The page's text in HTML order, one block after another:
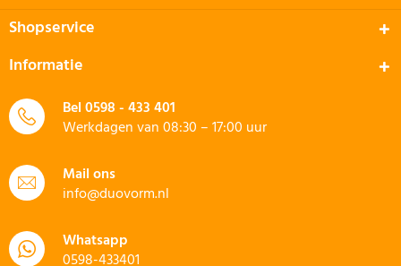
Shopservice
Informatie
Bel0598 - 433 401
Werkdagen van 08:30 – 17:00 uur
Mail ons
info@duovorm.nl
Whatsapp
0598-433401